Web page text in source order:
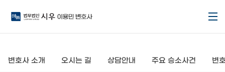
변호사 소개 오시는 길 상담안내 주요 승소사건 변